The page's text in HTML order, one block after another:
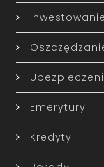
Inwestowanie
Emerytury
Kredyty